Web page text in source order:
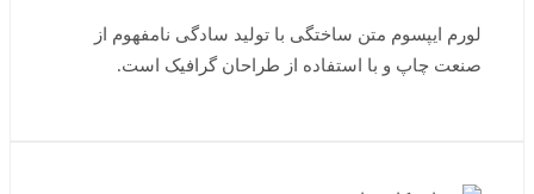
لورم ایپسوم متن ساختگی با تولید سادگی نامفهوم از
صنعت چاپ و با استفاده از طراحان گرافیک است.